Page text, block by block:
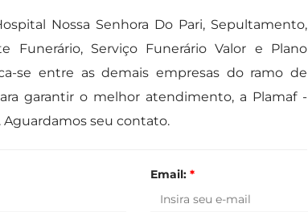
Nossa Senhora Do Pari, Sepultamento,
Funerário, Serviço Funerário Valor e Plano
se entre as demais empresas do ramo de
garantir o melhor atendimento, a Plamaf -
Aguardamos seu contato.
Email: *